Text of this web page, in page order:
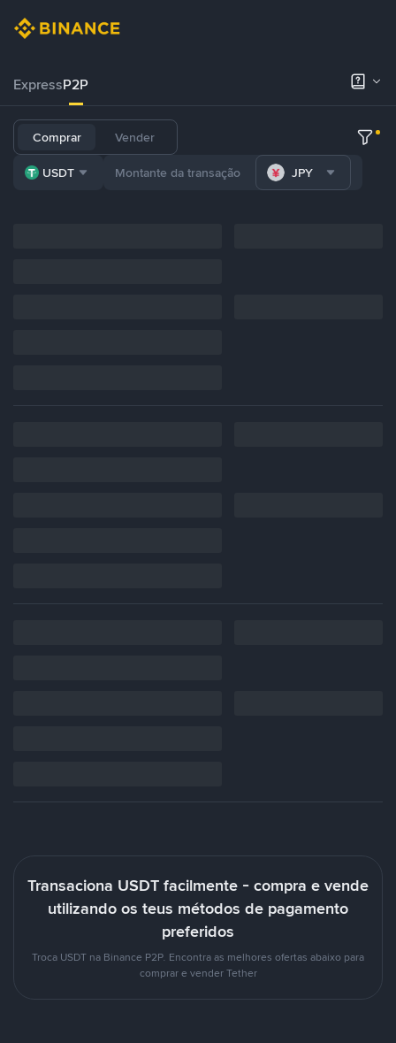
ExpressP2P
Comprar Vender
USDT JPY
Transaciona USDT facilmente - compra e vende
utilizando os teus métodos de pagamento
preferidos
Troca USDT na Binance P2P. Encontra as melhores ofertas abaixo para
comprar e vender Tether